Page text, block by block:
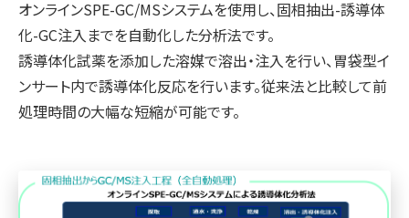
オンラインSPE-GC/MSシステムを使用し、固相抽出-誘導体
化-GC注入までを自動化した分析法です。
誘導体化試薬を添加した溶媒で溶出・注入を行い、胃袋型イ
ンサート内で誘導体化反応を行います。従来法と比較して前
処理時間の大幅な短縮が可能です。